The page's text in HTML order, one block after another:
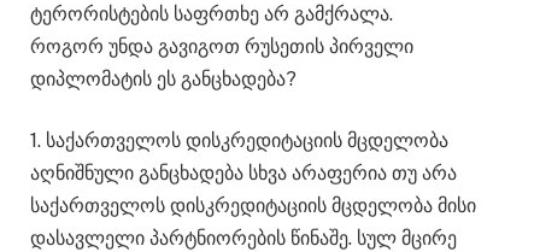
ტერორისტების საფრთხე არ გამქრალა.
როგორ უნდა გავიგოთ რუსეთის პირველი
დიპლომატის ეს განცხადება?
1. საქართველოს დისკრედიტაციის მცდელობა
აღნიშნული განცხადება სხვა არაფერია თუ არა
საქართველოს დისკრედიტაციის მცდელობა მისი
დასავლელი პარტნიორების წინაშე. სულ მცირე